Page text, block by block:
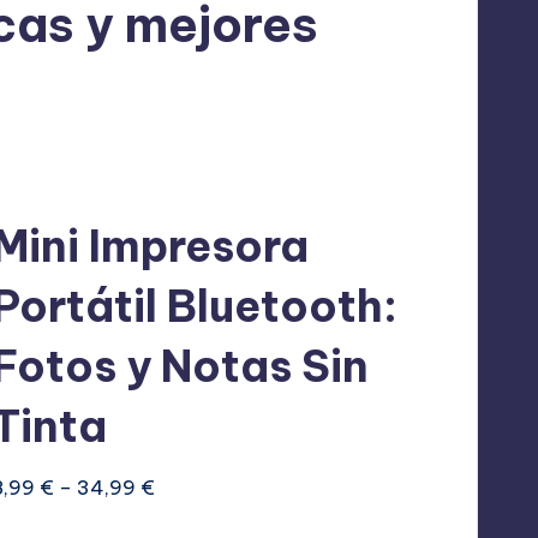
y mejores
Impresora
Bluetooth:
y Notas Sin
€ – 34,99 €Rango